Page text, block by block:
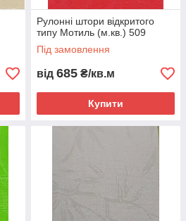
Рулонні штори відкритого
типу Мотиль (м.кв.) 509
Під замовлення
від 685 ₴/кв.м
Купити